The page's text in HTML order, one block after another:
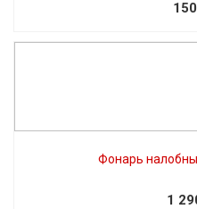
Фонарь
1